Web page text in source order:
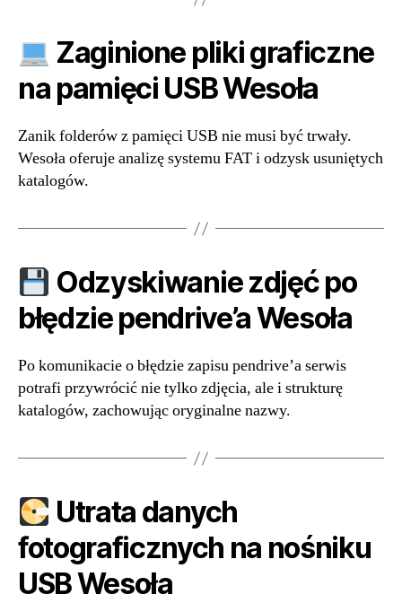
Zaginione pliki graficzne
na pamięci USB Wesoła
Zanik folderów z pamięci USB nie musi być trwały.
Wesoła oferuje analizę systemu FAT i odzysk usuniętych
katalogów.
Odzyskiwanie zdjęć po
błędzie pendrive’a Wesoła
Po komunikacie o błędzie zapisu pendrive’a serwis
potrafi przywrócić nie tylko zdjęcia, ale i strukturę
katalogów, zachowując oryginalne nazwy.
Utrata danych
fotograficznych na nośniku
USB Wesoła